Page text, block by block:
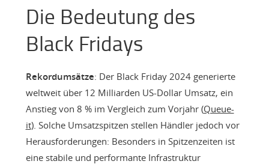
Die Bedeutung des
Black Fridays
Rekordumsätze: Der Black Friday 2024 generierte
weltweit über 12 Milliarden US-Dollar Umsatz, ein
Anstieg von 8 % im Vergleich zum Vorjahr (Queue-
it). Solche Umsatzspitzen stellen Händler jedoch vor
Herausforderungen: Besonders in Spitzenzeiten ist
eine stabile und performante Infrastruktur